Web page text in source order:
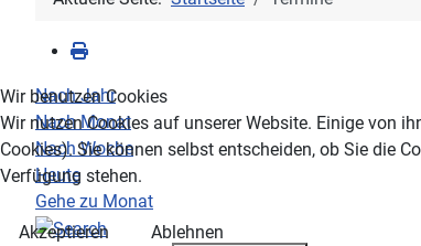
Nach Jahr
Nach Monat
Nach Woche
Heute
Gehe zu Monat
Wir benutzen Cookies
Wir nutzen Cookies auf unserer Website. Einige von
Cookies). Sie können selbst entscheiden, ob Sie die
Verfügung stehen.
Akzeptieren
Ablehnen